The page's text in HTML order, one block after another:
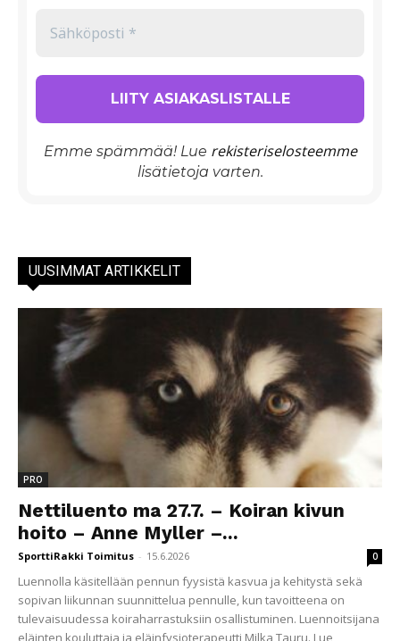
Emme spämmää! Lue rekisteriselosteemme
lisätietoja varten.
UUSIMMAT ARTIKKELIT
PRO
Nettiluento ma 27.7. – Koiran kivun
hoito – Anne Myller –...
SporttiRakki Toimitus - 15.6.2026 0
Luennolla käsitellään pennun fyysistä kasvua ja kehitystä sekä
sopivan liikunnan suunnittelua pennulle, kun tavoitteena on
tulevaisuudessa koiraharrastuksiin osallistuminen. Luennoitsijana
eläinten kouluttaja ja eläinfysioterapeutti Milka Tauru. Lue